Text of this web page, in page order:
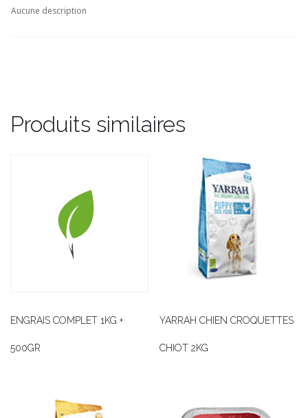
Aucune description
Produits similaires
ENGRAIS COMPLET 1KG +
500GR
YARRAH CHIEN CROQUETTES
CHIOT 2KG